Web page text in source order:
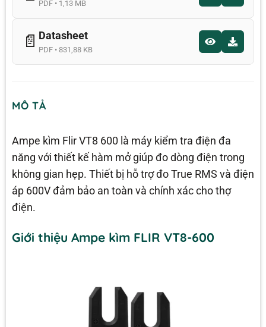
PDF • 1,13 MB
📄 Datasheet
PDF • 831,88 KB
MÔ TẢ
Ampe kìm Flir VT8 600 là máy kiểm tra điện đa
năng với thiết kế hàm mở giúp đo dòng điện trong
không gian hẹp. Thiết bị hỗ trợ đo True RMS và điện
áp 600V đảm bảo an toàn và chính xác cho thợ
điện.
Giới thiệu Ampe kìm FLIR VT8-600